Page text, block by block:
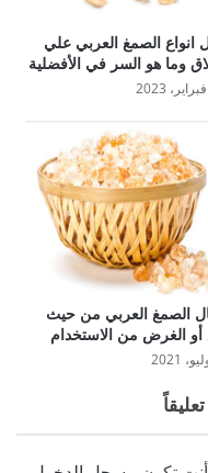
انواع الصمغ العربي علي
وما هو السر في الأفضلية
الصمغ العربي من حيث
أو الغرض من الاستخدام